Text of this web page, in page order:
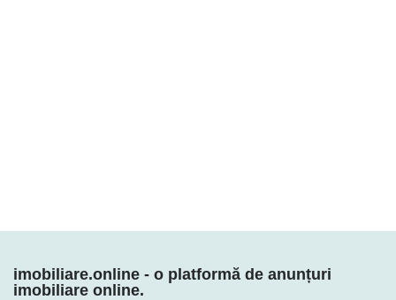
imobiliare.online - o platformă de anunțuri
imobiliare online.